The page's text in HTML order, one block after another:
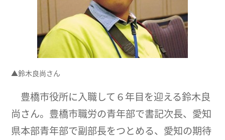
▲鈴木良尚さん
豊橋市役所に入職して６年目を迎える鈴木良
尚さん。豊橋市職労の青年部で書記次長、愛知
県本部青年部で副部長をつとめる、愛知の期待